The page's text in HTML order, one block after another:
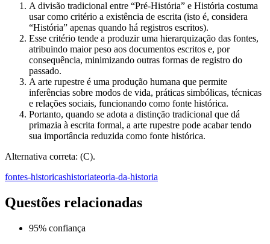
A divisão tradicional entre “Pré-História” e História costuma
usar como critério a existência de escrita (isto é, considera
“História” apenas quando há registros escritos).
Esse critério tende a produzir uma hierarquização das fontes,
atribuindo maior peso aos documentos escritos e, por
consequência, minimizando outras formas de registro do
passado.
A arte rupestre é uma produção humana que permite
inferências sobre modos de vida, práticas simbólicas, técnicas
e relações sociais, funcionando como fonte histórica.
Portanto, quando se adota a distinção tradicional que dá
primazia à escrita formal, a arte rupestre pode acabar tendo
sua importância reduzida como fonte histórica.
Alternativa correta: (C).
fontes-historicashistoriateoria-da-historia
Questões relacionadas
95% confiança